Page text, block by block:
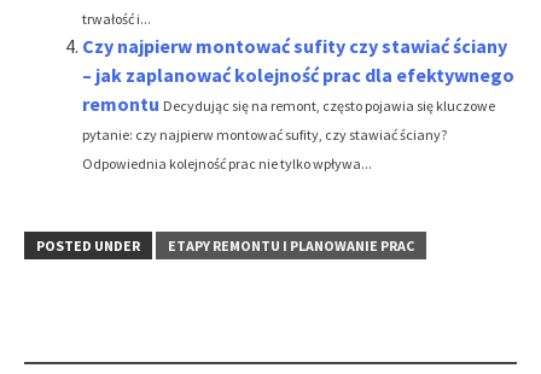
trwałość i...
Czy najpierw montować sufity czy stawiać ściany
– jak zaplanować kolejność prac dla efektywnego
remontu Decydując się na remont, często pojawia się kluczowe
pytanie: czy najpierw montować sufity, czy stawiać ściany?
Odpowiednia kolejność prac nie tylko wpływa...
POSTED UNDER ETAPY REMONTU I PLANOWANIE PRAC